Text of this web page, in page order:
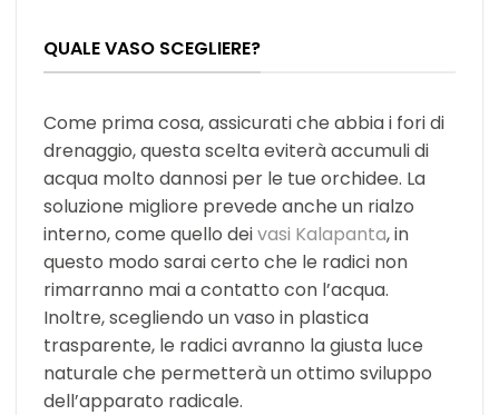
QUALE VASO SCEGLIERE?
Come prima cosa, assicurati che abbia i fori di
drenaggio, questa scelta eviterà accumuli di
acqua molto dannosi per le tue orchidee. La
soluzione migliore prevede anche un rialzo
interno, come quello deivasi Kalapanta, in
questo modo sarai certo che le radici non
rimarranno mai a contatto con l’acqua.
Inoltre, scegliendo un vaso in plastica
trasparente, le radici avranno la giusta luce
naturale che permetterà un ottimo sviluppo
dell’apparato radicale.